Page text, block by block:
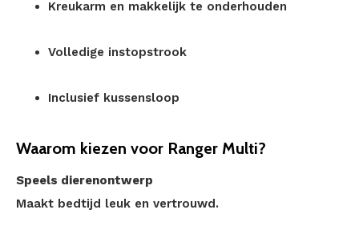
Kreukarm en makkelijk te onderhouden
Volledige instopstrook
Inclusief kussensloop
Waarom kiezen voor Ranger Multi?
Speels dierenontwerp
Maakt bedtijd leuk en vertrouwd.